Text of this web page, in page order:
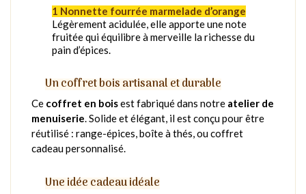
1 Nonnette fourrée marmelade d’orange
Légèrement acidulée, elle apporte une note
fruitée qui équilibre à merveille la richesse du
pain d’épices.
Un coffret bois artisanal et durable
Ce coffret en boisest fabriqué dans notre atelier de
menuiserie. Solide et élégant, il est conçu pour être
réutilisé : range-épices, boîte à thés, ou coffret
cadeau personnalisé.
Une idée cadeau idéale